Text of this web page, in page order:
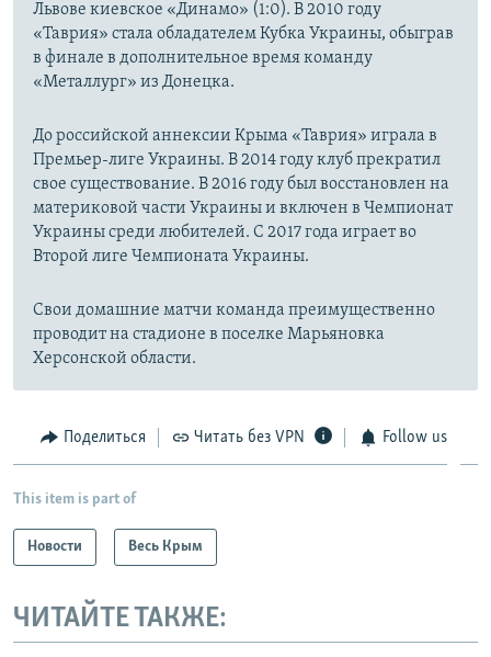
Львове киевское «Динамо» (1:0). В 2010 году
«Таврия» стала обладателем Кубка Украины, обыграв
в финале в дополнительное время команду
«Металлург» из Донецка.
До российской аннексии Крыма «Таврия» играла в
Премьер-лиге Украины. В 2014 году клуб прекратил
свое существование. В 2016 году был восстановлен на
материковой части Украины и включен в Чемпионат
Украины среди любителей. С 2017 года играет во
Второй лиге Чемпионата Украины.
Свои домашние матчи команда преимущественно
проводит на стадионе в поселке Марьяновка
Херсонской области.
Поделиться Читать без VPN Follow us
This item is part of
Новости Весь Крым
ЧИТАЙТЕ ТАКЖЕ: